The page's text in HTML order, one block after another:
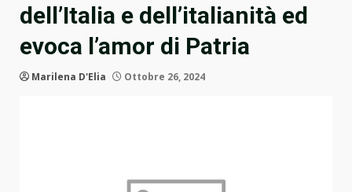
dell’Italia e dell’italianità ed
evoca l’amor di Patria
Marilena D'Elia Ottobre 26, 2024